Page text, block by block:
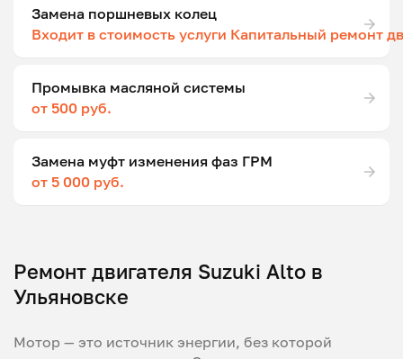
Замена поршневых колец
Входит в стоимость услуги Капитальный ремонт
Промывка масляной системы
от 500 руб.
Замена муфт изменения фаз ГРМ
от 5 000 руб.
Ремонт двигателя Suzuki Alto в
Ульяновске
Мотор — это источник энергии, без которой